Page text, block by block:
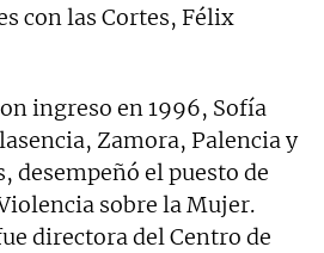
con las Cortes, Félix
ingreso en 1996, Sofía
Zamora, Palencia y
desempeñó el puesto de
sobre la Mujer.
directora del Centro de